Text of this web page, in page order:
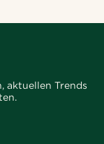
aktuellen Trends